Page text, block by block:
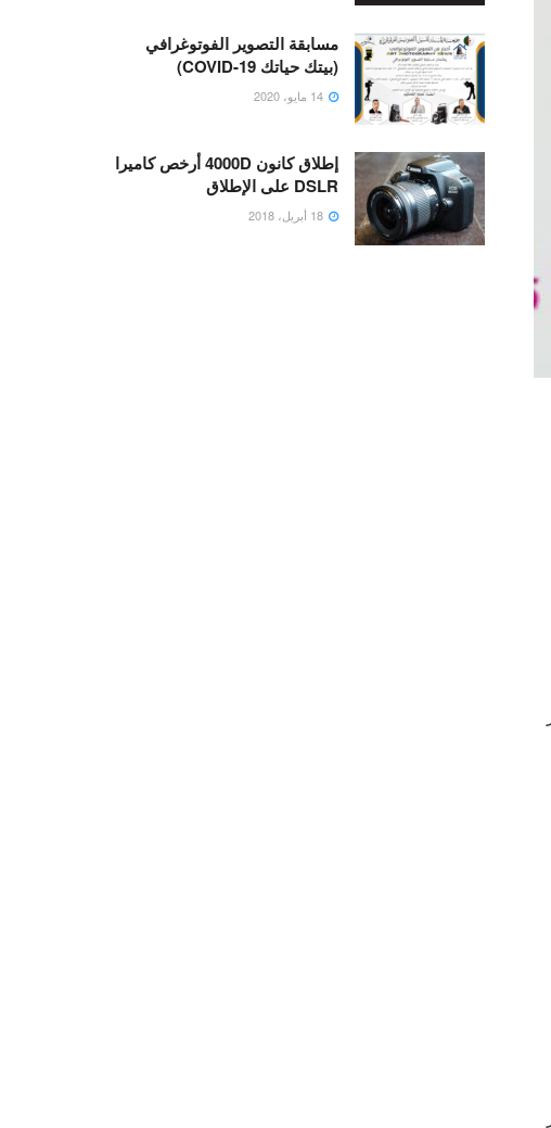
مسابقة التصوير الفوتوغرافي
(بيتك حياتك COVID-19)
إطلاق كانون 4000D أرخص كاميرا
DSLR على الإطلاق